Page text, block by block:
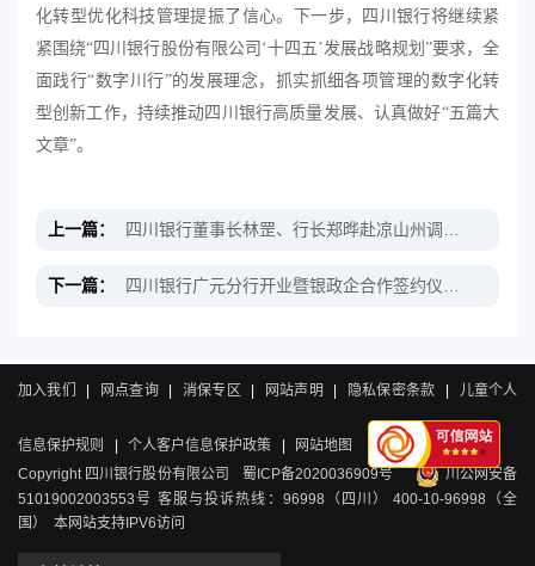
化转型优化科技管理提振了信心。下一步，四川银行将继续紧
紧围绕“四川银行股份有限公司‘十四五’发展战略规划”要求，全
面践行“数字川行”的发展理念，抓实抓细各项管理的数字化转
型创新工作， 持续推动四川银行高质量发展、认真做好“五篇大
文章”。
上一篇： 四川银行董事长林罡、行长郑晔赴凉山州调研重点文旅项目
下一篇： 四川银行广元分行开业暨银政企合作签约仪式举行
加入我们 | 网点查询 | 消保专区 | 网站声明 | 隐私保密条款 | 儿童个人
信息保护规则 | 个人客户信息保护政策 |
网站地图
Copyright 四川银行股份有限公司
蜀ICP备2020036909号
川公网安备
51019002003553号 客服与投诉热线：96998（四川） 400-10-96998（全
国） 本网站支持IPV6访问